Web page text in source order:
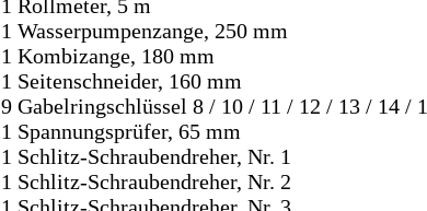
1 Rollmeter, 5 m
1 Wasserpumpenzange, 250 mm
1 Kombizange, 180 mm
1 Seitenschneider, 160 mm
9 Gabelringschlüssel 8 / 10 / 11 / 12 / 13 / 14 /
1 Spannungsprüfer, 65 mm
1 Schlitz-Schraubendreher, Nr. 1
1 Schlitz-Schraubendreher, Nr. 2